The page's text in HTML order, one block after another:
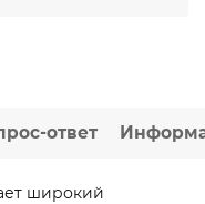
ответ
широкий